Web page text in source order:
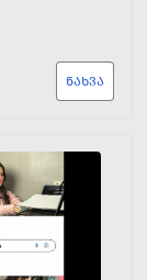
ᲜᲐᲮᲕᲐ